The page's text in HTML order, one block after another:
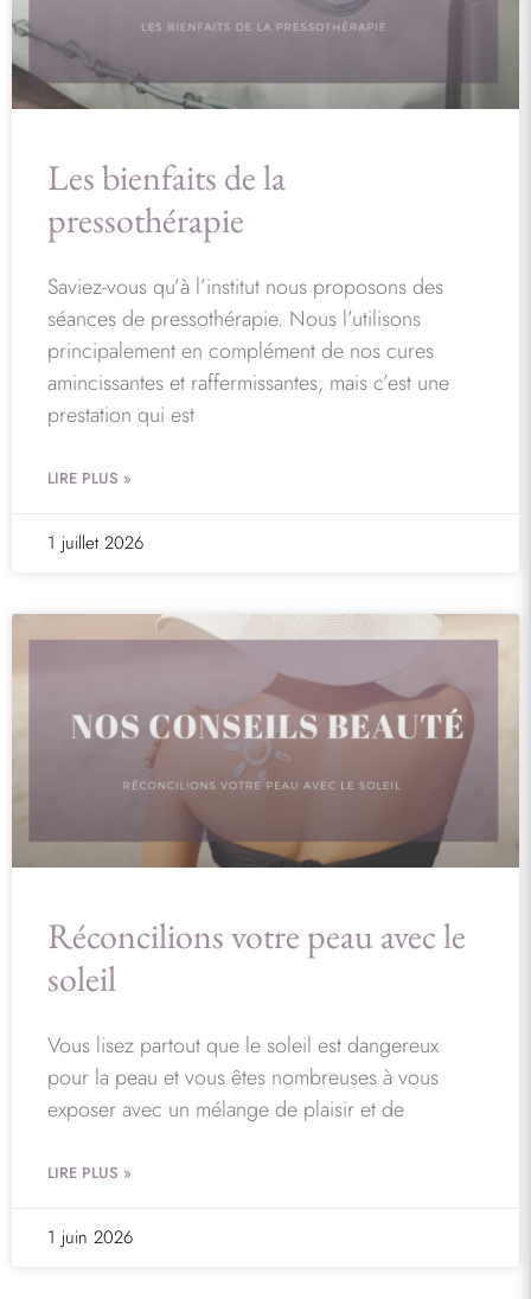
Les bienfaits de la
pressothérapie
Saviez-vous qu’à l’institut nous proposons des
séances de pressothérapie. Nous l’utilisons
principalement en complément de nos cures
amincissantes et raffermissantes, mais c’est une
prestation qui est
LIRE PLUS »
1 juillet 2026
Réconcilions votre peau avec le
soleil
Vous lisez partout que le soleil est dangereux
pour la peau et vous êtes nombreuses à vous
exposer avec un mélange de plaisir et de
LIRE PLUS »
1 juin 2026